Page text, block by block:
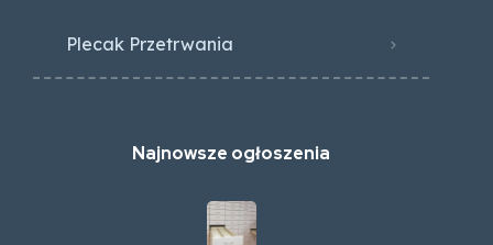
Plecak Przetrwania
Najnowsze ogłoszenia